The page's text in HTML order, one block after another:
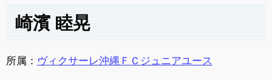
崎濱 睦晃
所属： ヴィクサーレ沖縄ＦＣジュニアユース